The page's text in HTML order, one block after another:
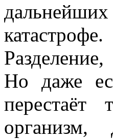
катастрофе.
Но даже
перестаёт
организм,